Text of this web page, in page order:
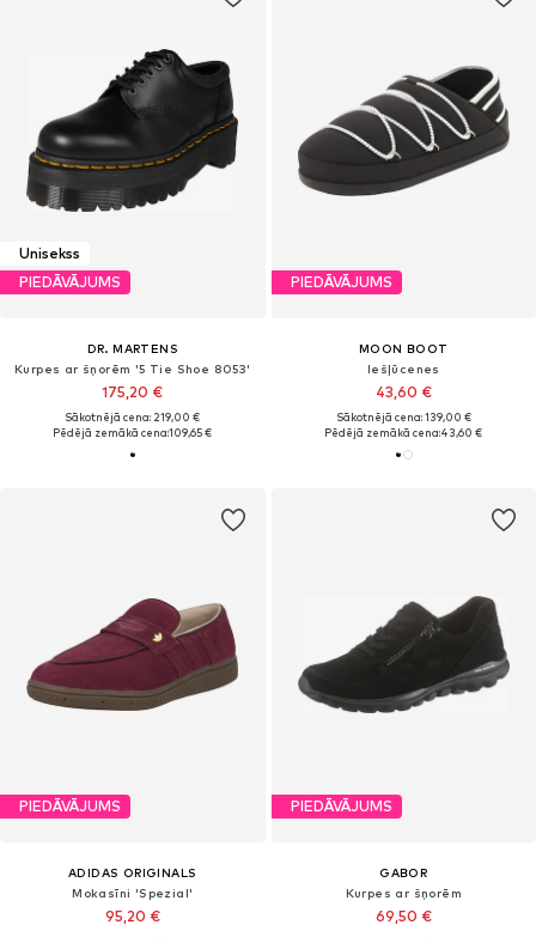
Unisekss
PIEDĀVĀJUMS
DR. MARTENS
Kurpes ar šņorēm '5 Tie Shoe 8053'
175,20 €
Sākotnējā cena: 219,00 €
Pēdējā zemākā cena:109,65 €
PIEDĀVĀJUMS
MOON BOOT
Iešļūcenes
43,60 €
Sākotnējā cena: 139,00 €
Pēdējā zemākā cena:43,60 €
PIEDĀVĀJUMS
ADIDAS ORIGINALS
Mokasīni 'Spezial'
95,20 €
PIEDĀVĀJUMS
GABOR
Kurpes ar šņorēm
69,50 €